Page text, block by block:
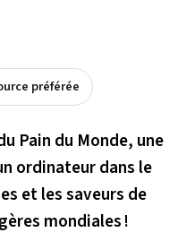
préférée
Pain du Monde, une
ordinateur dans le
et les saveurs de
mondiales !